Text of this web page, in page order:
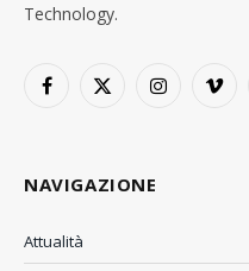
Technology.
Facebook
X
InstagramVimeo
NAVIGAZIONE
Attualità